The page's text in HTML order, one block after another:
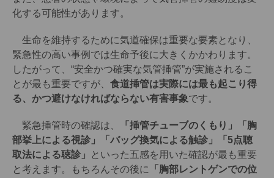
化する可能性があります。
生命を維持するために気道確保は重要な要素となり、
緊急性の高い事例では生命予後に大きくかかわります。
したがって、“安全かつ確実な気管挿管”が実施されるこ
とが最も重要ですが、 食道挿管は実際には最も起こり得
る、かつ避けなければならない有害事象です。
緊急挿管時の確認は、
「挿管チューブのくもり」「胸
部挙上による視診」「バッグ換気による触診」「5点聴
取法による聴診」
といった五感を用いた確認が最も重要
と考えます。もちろんその後に
「胸部レントゲンでの位